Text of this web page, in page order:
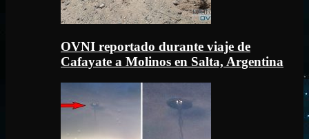
OVNI reportado durante viaje de
Cafayate a Molinos en Salta, Argentina